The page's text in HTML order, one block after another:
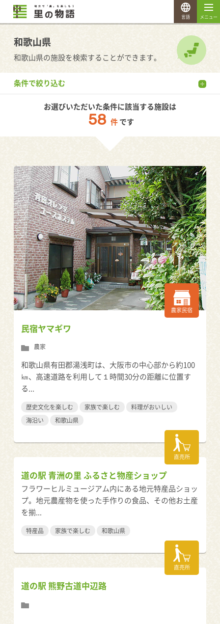
和歌山県
和歌山県の施設を検索することができます。
条件で絞り込む
お選びいただいた条件に該当する施設は
58 件です
農家民宿
民宿ヤマギワ
農家
和歌山県有田郡湯浅町は、大阪市の中心部から約100
㎞、高速道路を利用して１時間30分の距離に位置す
る...
歴史文化を楽しむ 家族で楽しむ
料理がおいしい
海沿い
和歌山県
直売所
道の駅 青洲の里 ふるさと物産ショップ
フラワーヒルミュージアム内にある地元特産品ショッ
プ。地元農産物を使った手作りの食品、その他お土産
を揃...
特産品 家族で楽しむ 和歌山県
直売所
道の駅 熊野古道中辺路
メニュー
言語